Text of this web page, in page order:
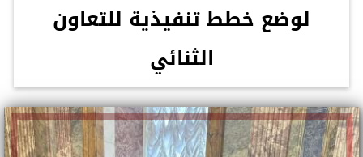
لوضع خطط تنفيذية للتعاون
الثنائي